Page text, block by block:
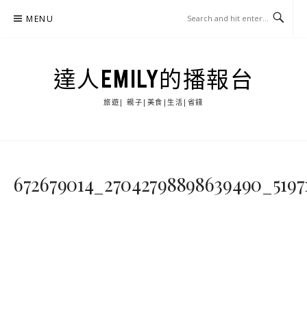
MENU
達人EMILY的播報台
旅遊| 親子|美食|生活|省錢